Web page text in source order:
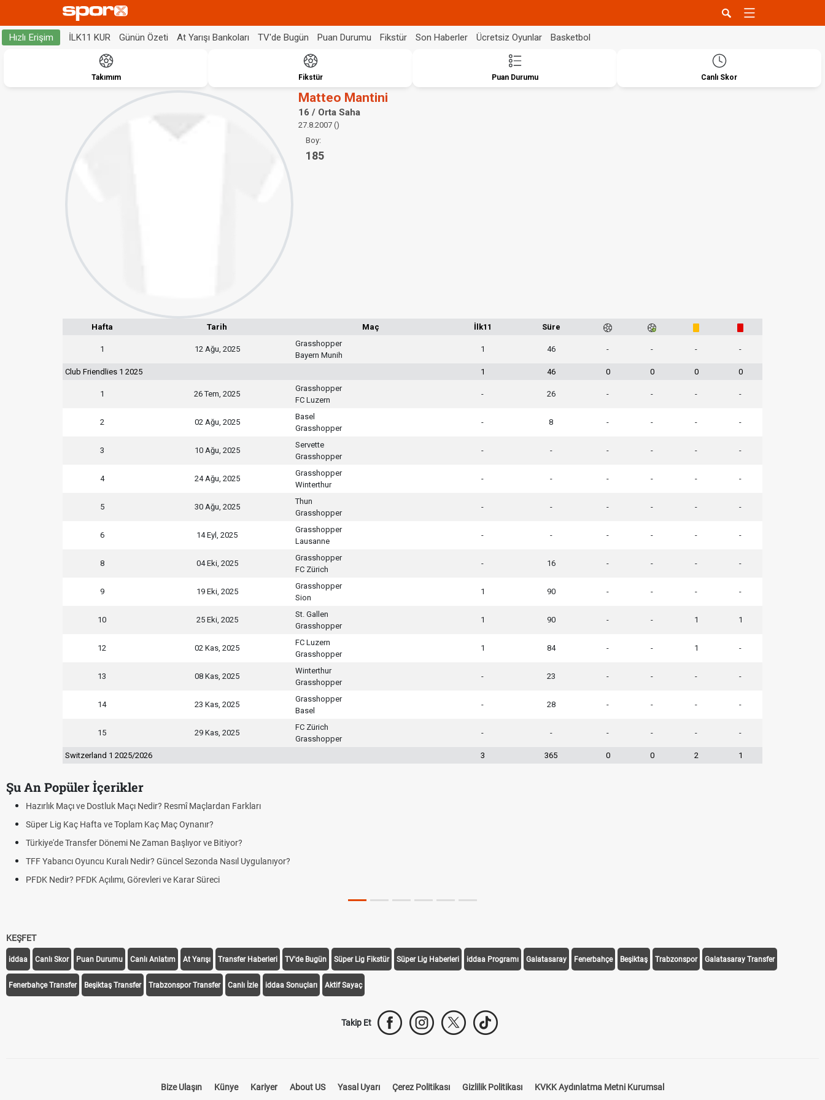
Hızlı Erişim İLK11 KUR Günün Özeti At Yarışı Bankoları TV'de Bugün Puan Durumu Fikstür Son Haberler Ücretsiz Oyunlar Basketbol
Takımım Fikstür Puan Durumu Canlı Skor
Matteo Mantini
16 / Orta Saha
27.8.2007 ()
Boy:
185
Hafta Tarih Maç İlk11 Süre
1 12 Ağu, 2025
Grasshopper
Bayern Munih
1 46 - - - -
Club Friendlies 1 2025 1 46 0 0 0 0
1 26 Tem, 2025
Grasshopper
FC Luzern
- 26 - - - -
2 02 Ağu, 2025
Basel
Grasshopper
- 8 - - - -
3 10 Ağu, 2025
Servette
Grasshopper
- - - - - -
4 24 Ağu, 2025
Grasshopper
Winterthur
- - - - - -
5 30 Ağu, 2025
Thun
Grasshopper
- - - - - -
6 14 Eyl, 2025
Grasshopper
Lausanne
- - - - - -
8 04 Eki, 2025
Grasshopper
FC Zürich
- 16 - - - -
9 19 Eki, 2025
Grasshopper
Sion
1 90 - - - -
10 25 Eki, 2025
St. Gallen
Grasshopper
1 90 - - 1 1
12 02 Kas, 2025
FC Luzern
Grasshopper
1 84 - - 1 -
13 08 Kas, 2025
Winterthur
Grasshopper
- 23 - - - -
14 23 Kas, 2025
Grasshopper
Basel
- 28 - - - -
15 29 Kas, 2025
FC Zürich
Grasshopper
- - - - - -
Switzerland 1 2025/2026 3 365 0 0 2 1
Şu An Popüler İçerikler
Hazırlık Maçı ve Dostluk Maçı Nedir? Resmî Maçlardan Farkları
Süper Lig Kaç Hafta ve Toplam Kaç Maç Oynanır?
Türkiye'de Transfer Dönemi Ne Zaman Başlıyor ve Bitiyor?
TFF Yabancı Oyuncu Kuralı Nedir? Güncel Sezonda Nasıl Uygulanıyor?
PFDK Nedir? PFDK Açılımı, Görevleri ve Karar Süreci
KEŞFET
iddaa Canlı Skor Puan Durumu Canlı Anlatım At Yarışı Transfer Haberleri TV'de Bugün Süper Lig Fikstür Süper Lig Haberleri iddaa Programı Galatasaray Fenerbahçe Beşiktaş Trabzonspor Galatasaray Transfer
Fenerbahçe Transfer Beşiktaş Transfer Trabzonspor Transfer Canlı İzle iddaa Sonuçları Aktif Sayaç
Takip Et
Bize Ulaşın Künye Kariyer About US Yasal Uyarı Çerez Politikası Gizlilik Politikası KVKK Aydınlatma Metni Kurumsal